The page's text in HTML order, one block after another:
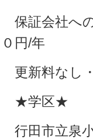
保証会社へ
０円/年
更新料なし
★学区★
行田市立泉